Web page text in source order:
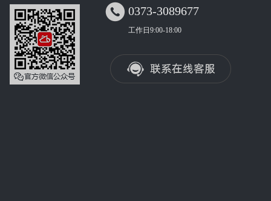
 0373-3089677
工作日9:00-18:00